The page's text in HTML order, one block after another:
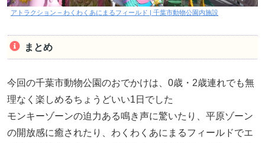
アトラクション – わくわくあにまるフィールド | 千葉市動物公園内施設
まとめ
今回の千葉市動物公園のおでかけは、0歳・2歳連れでも無
理なく楽しめるちょうどいい1日でした
モンキーゾーンの迫力ある鳴き声に驚いたり、平原ゾーン
の開放感に癒されたり、わくわくあにまるフィールドでエ